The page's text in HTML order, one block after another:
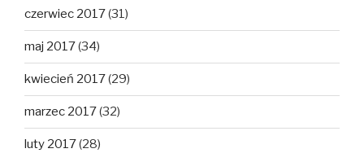
czerwiec 2017(31)
maj 2017(34)
kwiecień 2017(29)
marzec 2017(32)
luty 2017(28)